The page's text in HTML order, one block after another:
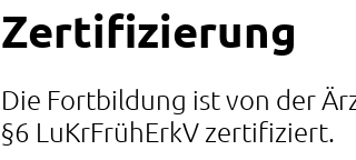
Zertifizierung
Die Fortbildung ist von der
§6 LuKrFrühErkV zertifiziert.